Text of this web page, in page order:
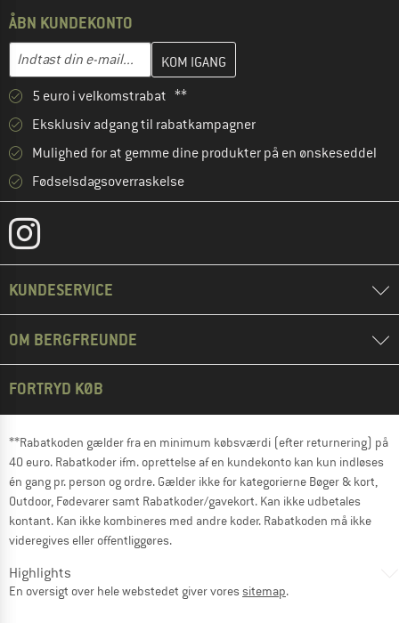
ÅBN KUNDEKONTO
E-mail-adresse
Indtast din e-mailadresse her, og opret i næste trin din
5 euro i velkomstrabat **
Eksklusiv adgang til rabatkampagner
Mulighed for at gemme dine produkter på en ønskeseddel
Fødselsdagsoverraskelse
KUNDESERVICE
OM BERGFREUNDE
FORTRYD KØB
**Rabatkoden gælder fra en minimum købsværdi (efter returnering) på
40 euro. Rabatkoder ifm. oprettelse af en kundekonto kan kun indløses
én gang pr. person og ordre. Gælder ikke for kategorierne Bøger & kort,
Outdoor, Fødevarer samt Rabatkoder/gavekort. Kan ikke udbetales
kontant. Kan ikke kombineres med andre koder. Rabatkoden må ikke
videregives eller offentliggøres.
Highlights
En oversigt over hele webstedet giver voressitemap.